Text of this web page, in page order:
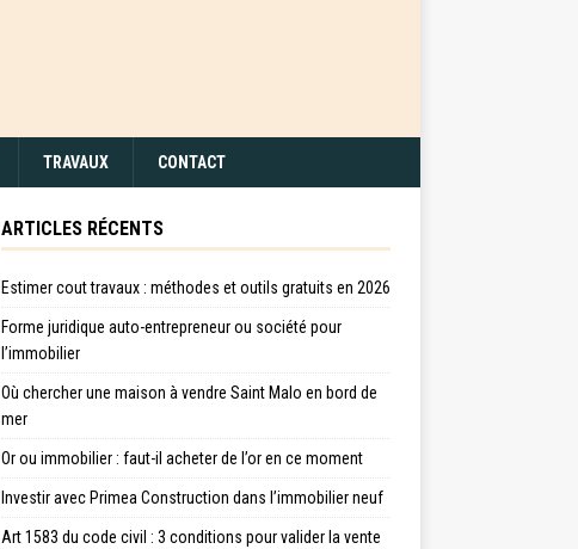
TRAVAUX CONTACT
ARTICLES RÉCENTS
Estimer cout travaux : méthodes et outils gratuits en 2026
Forme juridique auto-entrepreneur ou société pour
l’immobilier
Où chercher une maison à vendre Saint Malo en bord de
mer
Or ou immobilier : faut-il acheter de l’or en ce moment
Investir avec Primea Construction dans l’immobilier neuf
Art 1583 du code civil : 3 conditions pour valider la vente